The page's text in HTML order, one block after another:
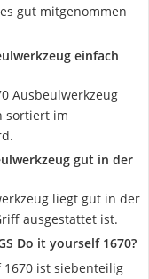
gut mitgenommen
einfach
Ausbeulwerkzeug
sortiert im
gut in der
liegt gut in der
ausgestattet ist.
Do it yourself 1670?
1670 ist siebenteilig